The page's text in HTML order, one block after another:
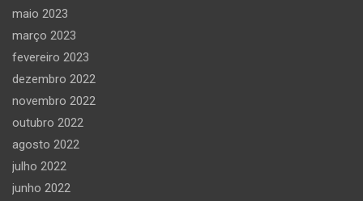
maio 2023
março 2023
fevereiro 2023
dezembro 2022
novembro 2022
outubro 2022
agosto 2022
julho 2022
junho 2022